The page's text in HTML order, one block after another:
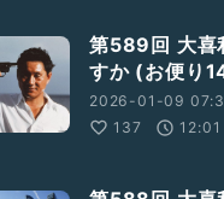
第589回 大喜
すか (お便り
2026-01-09
137
12:01